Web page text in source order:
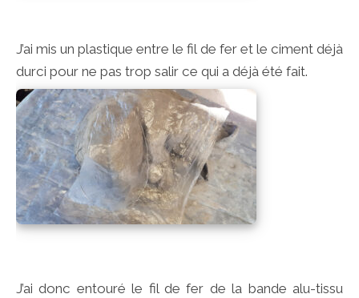
J’ai mis un plastique entre le fil de fer et le ciment déjà
durci pour ne pas trop salir ce qui a déjà été fait.
J’ai donc entouré le fil de fer de la bande alu-tissu